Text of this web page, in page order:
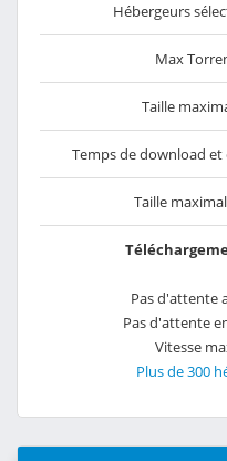
Hébergeurs
Max
Taille
Temps de download
Taille
Pas d'attente
Pas d'attente
Vitesse
Plus de 300